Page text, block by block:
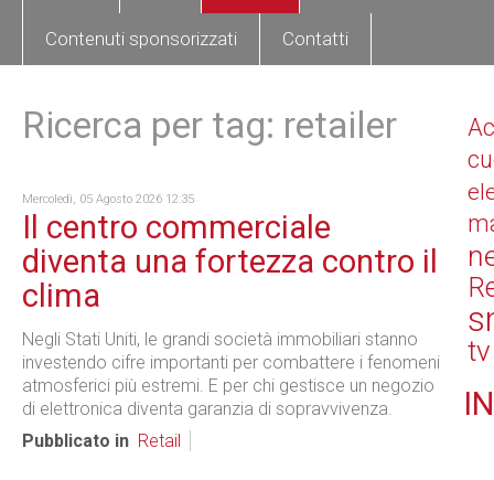
Contenuti sponsorizzati Contatti
Ricerca per tag: retailer
Mercoledì, 05 Agosto 2026 12:35
Il centro commerciale
diventa una fortezza contro il
clima
Negli Stati Uniti, le grandi società immobiliari stanno
investendo cifre importanti per combattere i fenomeni
atmosferici più estremi. E per chi gestisce un negozio
di elettronica diventa garanzia di sopravvivenza.
Pubblicato in Retail
tv
IN